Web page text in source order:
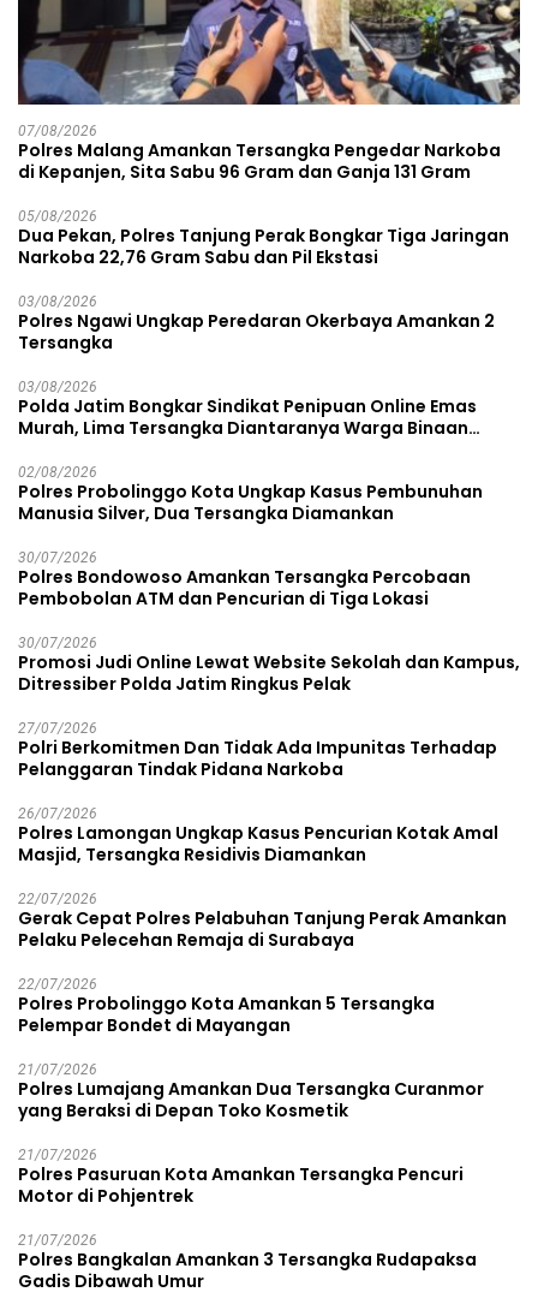
07/08/2026
Polres Malang Amankan Tersangka Pengedar Narkoba
di Kepanjen, Sita Sabu 96 Gram dan Ganja 131 Gram
05/08/2026
Dua Pekan, Polres Tanjung Perak Bongkar Tiga Jaringan
Narkoba 22,76 Gram Sabu dan Pil Ekstasi
03/08/2026
Polres Ngawi Ungkap Peredaran Okerbaya Amankan 2
Tersangka
03/08/2026
Polda Jatim Bongkar Sindikat Penipuan Online Emas
Murah, Lima Tersangka Diantaranya Warga Binaan
02/08/2026
Polres Probolinggo Kota Ungkap Kasus Pembunuhan
Manusia Silver, Dua Tersangka Diamankan
30/07/2026
Polres Bondowoso Amankan Tersangka Percobaan
Pembobolan ATM dan Pencurian di Tiga Lokasi
30/07/2026
Promosi Judi Online Lewat Website Sekolah dan Kampus,
Ditressiber Polda Jatim Ringkus Pelak
27/07/2026
Polri Berkomitmen Dan Tidak Ada Impunitas Terhadap
Pelanggaran Tindak Pidana Narkoba
26/07/2026
Polres Lamongan Ungkap Kasus Pencurian Kotak Amal
Masjid, Tersangka Residivis Diamankan
22/07/2026
Gerak Cepat Polres Pelabuhan Tanjung Perak Amankan
Pelaku Pelecehan Remaja di Surabaya
22/07/2026
Polres Probolinggo Kota Amankan 5 Tersangka
Pelempar Bondet di Mayangan
21/07/2026
Polres Lumajang Amankan Dua Tersangka Curanmor
yang Beraksi di Depan Toko Kosmetik
21/07/2026
Polres Pasuruan Kota Amankan Tersangka Pencuri
Motor di Pohjentrek
21/07/2026
Polres Bangkalan Amankan 3 Tersangka Rudapaksa
Gadis Dibawah Umur